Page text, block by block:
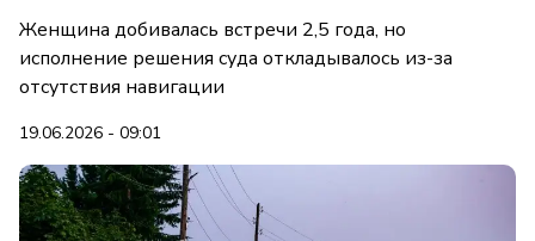
Женщина добивалась встречи 2,5 года, но
исполнение решения суда откладывалось из-за
отсутствия навигации
19.06.2026 - 09:01